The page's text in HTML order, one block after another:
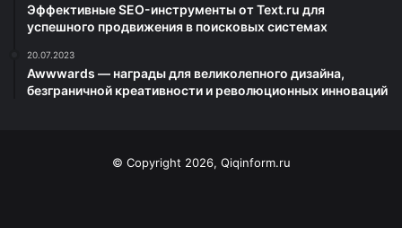
Эффективные SEO-инструменты от Text.ru для
успешного продвижения в поисковых системах
20.07.2023
Awwwards — награды для великолепного дизайна,
безграничной креативности и революционных инноваций
© Copyright 2026, Qiqinform.ru